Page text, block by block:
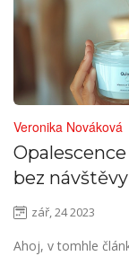
Veronika Nováková
bez
zář, 24 2023
Ahoj, v tomhle